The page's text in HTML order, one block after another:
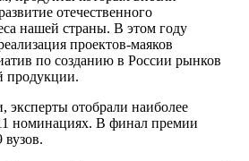
отечественного
нашей страны. В этом году
проектов-маяков
по созданию в России рынков
продукции.
эксперты отобрали наиболее
номинациях. В финал премии